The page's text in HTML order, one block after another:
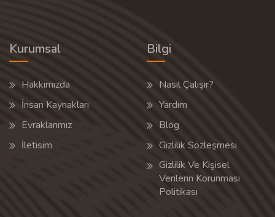
Kurumsal
Hakkımızda
İnsan Kaynakları
Evraklarımız
İletisim
Bilgi
Nasıl Çalışır?
Yardım
Blog
Gizlilik Sözleşmesi
Gizlilik Ve Kişisel
Verilerin Korunması
Politikası